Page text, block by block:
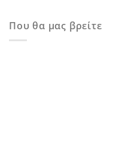
Που θα μας βρείτε